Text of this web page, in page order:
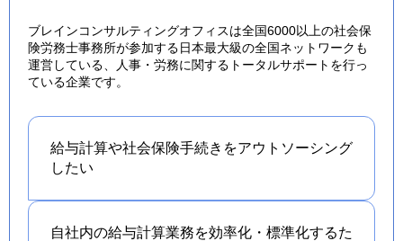
ブレインコンサルティングオフィスは全国6000以上の社会保
険労務士事務所が参加する日本最大級の全国ネットワークも
運営している、人事・労務に関するトータルサポートを行っ
ている企業です。
給与計算や社会保険手続きをアウトソーシング
したい
自社内の給与計算業務を効率化・標準化するた